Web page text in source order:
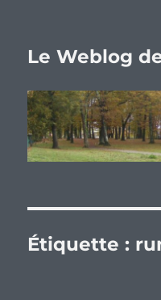
Le Weblog
Étiquette :